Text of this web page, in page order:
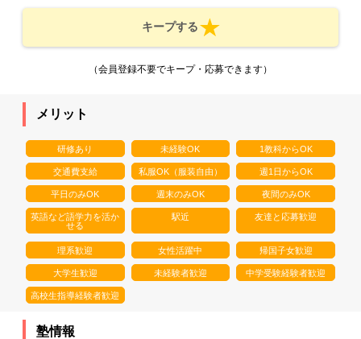
キープする
（会員登録不要でキープ・応募できます）
メリット
研修あり 未経験OK 1教科からOK
交通費支給 私服OK（服装自由） 週1日からOK
平日のみOK 週末のみOK 夜間のみOK
英語など語学力を活か
せる
駅近 友達と応募歓迎
理系歓迎 女性活躍中 帰国子女歓迎
大学生歓迎 未経験者歓迎 中学受験経験者歓迎
高校生指導経験者歓迎
塾情報